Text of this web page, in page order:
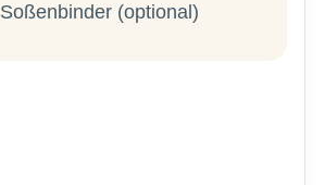
Soßenbinder (optional)